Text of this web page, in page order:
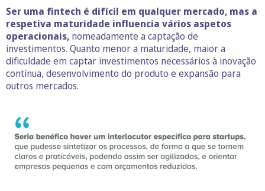
Ser uma fintech é difícil em qualquer mercado, mas a
respetiva maturidade influencia vários aspetos
operacionais, nomeadamente a captação de
investimentos. Quanto menor a maturidade, maior a
dificuldade em captar investimentos necessários à inovação
contínua, desenvolvimento do produto e expansão para
outros mercados.